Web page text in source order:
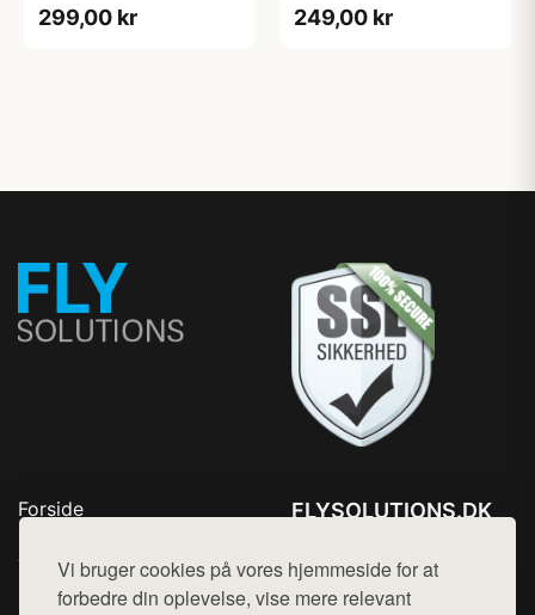
Vi bruger cookies på vores hjemmeside for at
forbedre din oplevelse, vise mere relevant
299,00 kr 249,00 kr
Forside
Top Rabatter
Blog
FLYSOLUTIONS.DK
Mail: hej@want.dk